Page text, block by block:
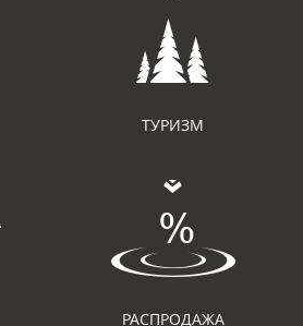
ТУРИЗМ
РАСПРОДАЖА